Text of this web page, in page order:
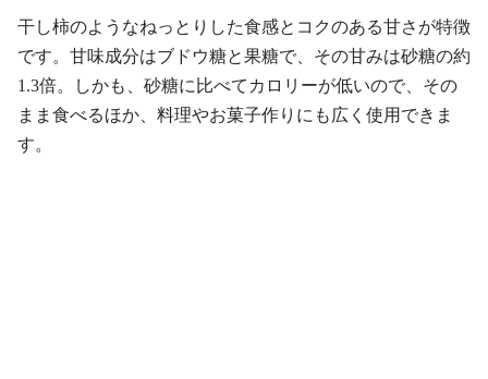
干し柿のようなねっとりした食感とコクのある甘さが特徴
です。甘味成分はブドウ糖と果糖で、その甘みは砂糖の約
1.3倍。しかも、砂糖に比べてカロリーが低いので、その
まま食べるほか、料理やお菓子作りにも広く使用できま
す。